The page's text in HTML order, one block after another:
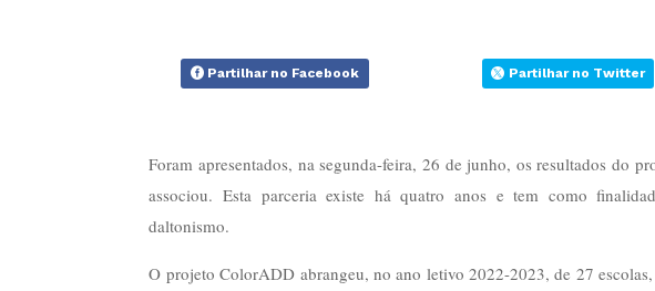
Partilhar no Facebook Partilhar no Twitter
Foram apresentados, na segunda-feira, 26 de junho, os resultados do
associou. Esta parceria existe há quatro anos e tem como
daltonismo.
O projeto ColorADD abrangeu, no ano letivo 2022-2023, de 27